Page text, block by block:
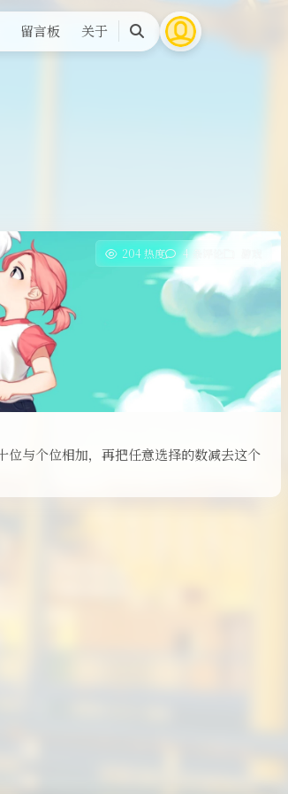
留言板 关于
搜
204 热度 4 条评论
与个位相加，再把任意选择的数减去这个